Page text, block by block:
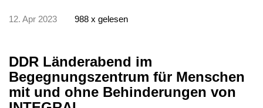
12. Apr 2023 988 x gelesen
DDR Länderabend im
Begegnungszentrum für Menschen
mit und ohne Behinderungen von